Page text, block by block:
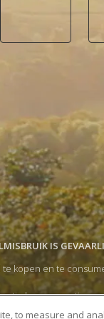
IS
kopen en te
consumptie
ik de
to measure and